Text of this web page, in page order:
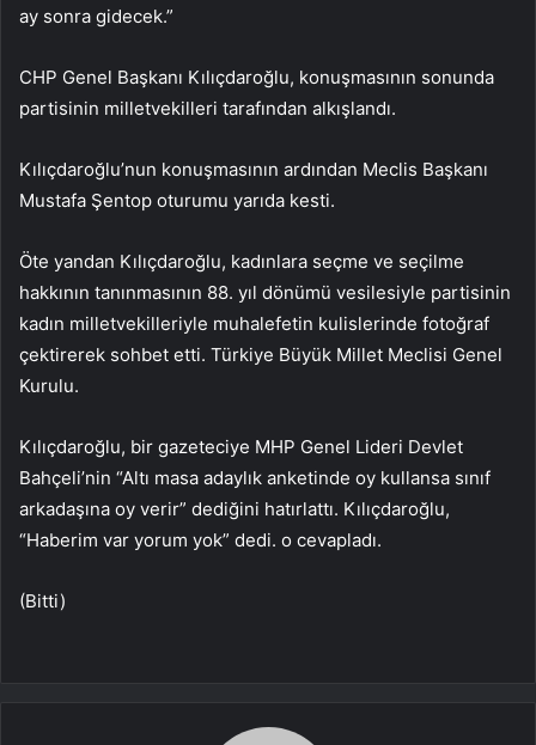
ay sonra gidecek.”
CHP Genel Başkanı Kılıçdaroğlu, konuşmasının sonunda
partisinin milletvekilleri tarafından alkışlandı.
Kılıçdaroğlu’nun konuşmasının ardından Meclis Başkanı
Mustafa Şentop oturumu yarıda kesti.
Öte yandan Kılıçdaroğlu, kadınlara seçme ve seçilme
hakkının tanınmasının 88. yıl dönümü vesilesiyle partisinin
kadın milletvekilleriyle muhalefetin kulislerinde fotoğraf
çektirerek sohbet etti. Türkiye Büyük Millet Meclisi Genel
Kurulu.
Kılıçdaroğlu, bir gazeteciye MHP Genel Lideri Devlet
Bahçeli’nin “Altı masa adaylık anketinde oy kullansa sınıf
arkadaşına oy verir” dediğini hatırlattı. Kılıçdaroğlu,
“Haberim var yorum yok” dedi. o cevapladı.
(Bitti)